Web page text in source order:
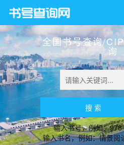
全国书号查询/
询
输入书号，例如：
输入书名，例如：情景阅